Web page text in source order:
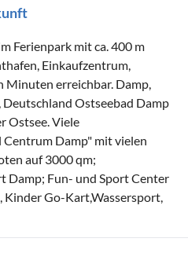
Ferienpark mit ca. 400 m
Einkaufzentrum,
Minuten erreichbar. Damp,
Ostseebad Damp
Ostsee. Viele
Damp" mit vielen
auf 3000 qm;
Damp; Fun- und Sport Center
Go-Kart,Wassersport,